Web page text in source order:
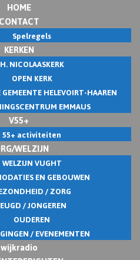
HOME
CONTACT
Spelregels
KERKEN
H. NICOLAASKERK
OPEN KERK
HELEVOIRT-HAAREN
EMMAUS
V55+
55+ activiteiten
WELZIJN
WELZIJN VUGHT
EN GEBOUWEN
/ ZORG
/ JONGEREN
OUDEREN
/ EVENEMENTEN
wijkradio